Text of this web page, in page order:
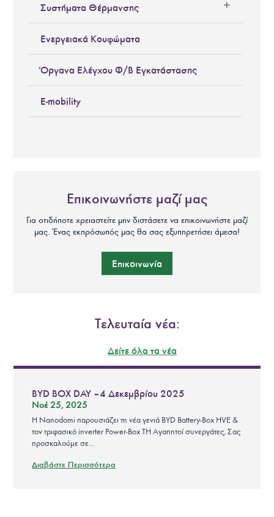
Συστήματα Θέρμανσης
Ενεργειακά Κουφώματα
Όργανα Ελέγχου Φ/Β Εγκατάστασης
E-mobility
Επικοινωνήστε μαζί μας
Για οτιδήποτε χρειαστείτε μην διστάσετε να επικοινωνήστε μαζί
μας. Ένας εκπρόσωπός μας θα σας εξυπηρετήσει άμεσα!
Επικοινωνία
Τελευταία νέα:
Δείτε όλα τα νέα
BYD BOX DAY – 4 Δεκεμβρίου 2025
Νοέ 25, 2025
Η Nanodomi παρουσιάζει τη νέα γενιά BYD Battery-Box HVE &
τον τριφασικό inverter Power-Box TH Αγαπητοί συνεργάτες, Σας
προσκαλούμε σε...
Διαβάστε Περισσότερα